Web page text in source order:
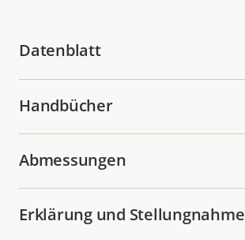
Datenblatt
Handbücher
Abmessungen
Erklärung und Stellungnahme